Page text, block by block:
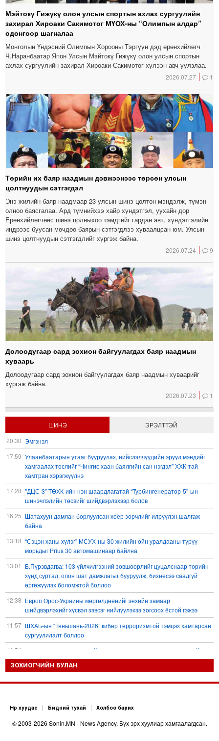
Мэйтокү Гижүкү олон улсын спортын ахлах сургуулийн
захирал Хироаки Сакимотог МҮОХ-ны “Олимпын алдар”
одонгоор шагналаа
Монголын Үндэсний Олимпын Хорооны Тэргүүн дэд ерөнхийлөгч
Ч.Наранбаатар Япон Улсын Мэйтокү Гижүкү олон улсын спортын
ахлах сургуулийн захирал Хироаки Сакимотог хүлээн авч уулзлаа.
2026.07.27 1
Төрийн их баяр наадмын дэвжээнээс төрсөн улсын
цолтнуудын сэтгэгдэл
Энэ жилийн баяр наадмаар 23 улсын шинэ цолтон мэндэлж, түмэн
олноо баясгалаа. Ард түмнийхээ хайр хүндэтгэл, уухайн дор
Ерөнхийлөгчөөс шинэ цолныхоо тэмдгийг гардан авч, хүндэтгэлийн
индрээс буусан мөчдөө баярын сэтгэгдлээ хуваалцсан юм. Улсын
шинэ цолтнуудын сэтгэгдлийг хүргэж байна.
2026.07.24 9
Долоодугаар сард зохион байгуулагдах баяр наадмын
хуваарь
Долоодугаар сард зохион байгуулагдах баяр наадмын хуваарийг
хүргэж байна.
2026.07.23 1
ШИНЭ
ЭРЭЛТТЭЙ
20:30 Эмгэнэл
17:59 Улаанбаатарын утааг бууруулах, нийслэлчүүдийн эрүүл мэндийг
хамгаалах төслийг “Чингис хаан баялгийн сан нэгдэл” ХХК-тай
хамтран хэрэгжүүлнэ
17:28 "ДЦС-3” ТӨХК-ийн нэн шаардлагатай “Турбингенератор-5”-ын
шинэчлэлийн төсвийг шийдвэрлэхээр болов
16:25 Шатахуун дамлан борлуулсан хоёр зөрчлийг илрүүлэн шалгаж
байна
13:18 “Сэцэн ханы хүлэг” МСУХ-ны 30 жилийн ойн уралдааны түрүү
морьдыг Prius 30 автомашинаар байлна
13:01
Б.Пүрэвдагва: 103 үйлчилгээний зөвшөөрлийг цуцалснаар төрийн
хүнд суртал, олон шат дамжлагыг бууруулж, бизнесээ саадгүй
өргөжүүлэх боломжтой боллоо
12:38 Европ Орос-Украины мөргөлдөөнийг энхийн замаар
шийдвэрлэхийг хүсвэл зэвсэг нийлүүлэхээ зогсоох ёстой гэжээ
11:57 ШХАБ-ын “Тяньшань-2026” кибер терроризмтой тэмцэх хамтарсан
сургуулилалт боллоо
11:54
Д.Трамп: АНУ сум, зэвсгийн нөөцөө нэмэгдүүлэх шаардлагатай
11:11 Б.Хулан дэлхийн аварга боллоо
10:48 Ц.Сандаг-Очир: COP17 ба COP31 хурлын уялдаа нь Риогийн
10:36 Украин Оросын газрын тос боловсруулах үйлдвэрүүд болон Хар
ЗОХИОГЧИЙН БУЛАН
Нүүр хуудас Бидний тухай Холбоо барих
© 2003-2026 Sonin.MN - News Agency. Бүх эрх хуулиар хамгаалагдсан.